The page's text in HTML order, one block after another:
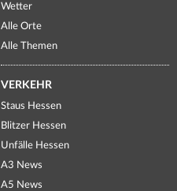
Wetter
Alle Orte
Alle Themen
VERKEHR
Staus Hessen
Blitzer Hessen
Unfälle Hessen
A3 News
A5 News